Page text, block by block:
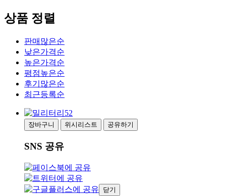
상품 정렬
판매많은순
낮은가격순
높은가격순
평점높은순
후기많은순
최근등록순
장바구니 위시리스트 공유하기
SNS 공유
닫기